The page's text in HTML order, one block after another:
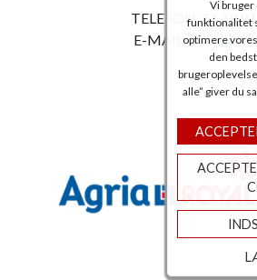
Vi
funktionalitet
optimere
den
alle” giver du
TELEFON: 56 18
E-MAIL: